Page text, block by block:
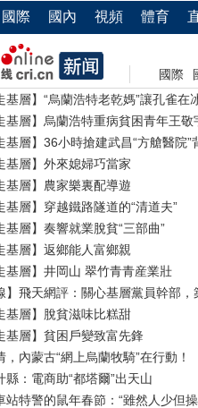
國際 國內 視頻 體育
國際
基層】“烏蘭浩特老乾媽”讓孔雀在
基層】烏蘭浩特重病貧困青年王
基層】36小時搶建武昌“方艙醫院
基層】外來媳婦巧當家
基層】農家樂裏配導遊
基層】穿越鐵路隧道的“清道夫”
基層】奏響就業脫貧“三部曲”
基層】返鄉能人富鄉親
基層】井岡山 翠竹青青産業壯
】飛天網評：關心基層黨員幹部
基層】脫貧滋味比糕甜
基層】貧困戶變致富先鋒
，內蒙古“網上烏蘭牧騎”在行動！
縣：電商助“都塔爾”出天山
站特警的鼠年春節：“雖然人少但